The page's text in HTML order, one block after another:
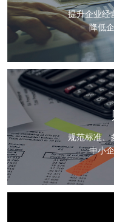
提升企业经
降低
规范标准、
中小